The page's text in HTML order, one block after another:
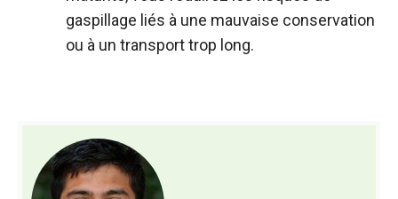
gaspillage liés à une mauvaise conservation
ou à un transport trop long.